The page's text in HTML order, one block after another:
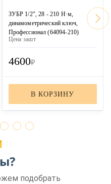
ЗУБР 1/2″, 28 - 210 Н·м,
динамометрический ключ,
Профессионал (64094-210)
Цена зашт
4600₽
В КОРЗИНУ
подобрать